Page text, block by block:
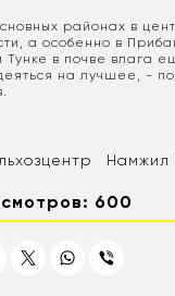
районах в
а особенно в
Тунке в почве влага
на лучшее, -
Намжил
600